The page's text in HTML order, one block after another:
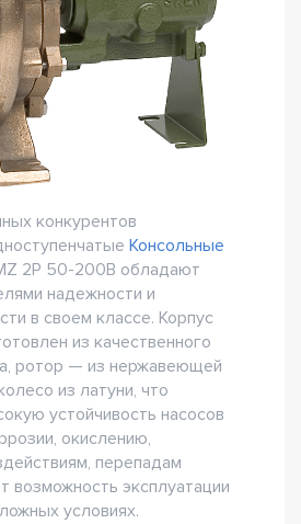
конкурентов
Консольные
2P 50-200B обладают
надежности и
в своем классе. Корпус
из качественного
ротор — из нержавеющей
из латуни, что
устойчивость насосов
окислению,
перепадам
возможность эксплуатации
условиях.